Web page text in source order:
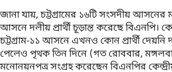
জানা যায়, চট্টগ্রামের ১৬টি সংসদীয়
আসনে দলীয় প্রার্থী চূড়ান্ত করেছে বিএনপি।
চট্টগ্রাম-১১ আসনে এখনও কোন প্রার্থী
পেলেও পৃথক তিন দিনে (গত রোববার,
মনোনয়নপত্র সংগ্রহ করেছেন বিএনপির